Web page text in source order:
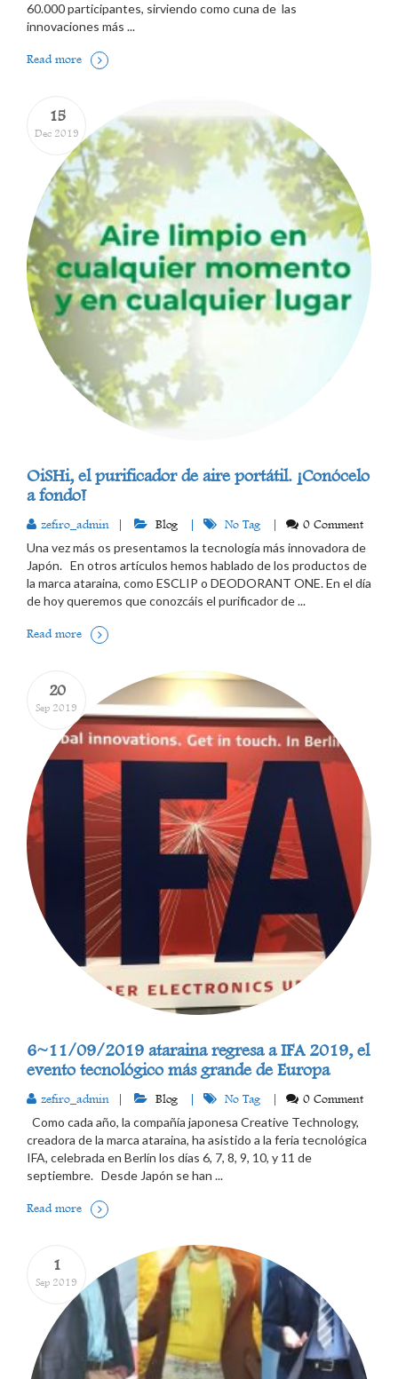
60.000 participantes, sirviendo como cuna de las
innovaciones más ...
Read more
15
Dec 2019
OiSHi, el purificador de aire portátil. ¡Conócelo
a fondo!
zefiro_admin Blog No Tag 0 Comment
Una vez más os presentamos la tecnología más innovadora de
Japón. En otros artículos hemos hablado de los productos de
la marca ataraina, como ESCLIP o DEODORANT ONE. En el día
de hoy queremos que conozcáis el purificador de ...
Read more
20
Sep 2019
6~11/09/2019 ataraina regresa a IFA 2019, el
evento tecnológico más grande de Europa
zefiro_admin Blog No Tag 0 Comment
Como cada año, la compañía japonesa Creative Technology,
creadora de la marca ataraina, ha asistido a la feria tecnológica
IFA, celebrada en Berlín los días 6, 7, 8, 9, 10, y 11 de
septiembre. Desde Japón se han ...
Read more
1
Sep 2019